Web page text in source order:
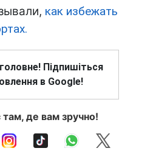
как избежать
Підпишіться
в Google!
де вам зручно!